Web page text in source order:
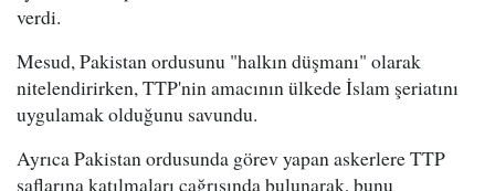
verdi.
Mesud, Pakistan ordusunu "halkın düşmanı" olarak
nitelendirirken, TTP'nin amacının ülkede İslam şeriatını
uygulamak olduğunu savundu.
Ayrıca Pakistan ordusunda görev yapan askerlere TTP
saflarına katılmaları çağrısında bulunarak, bunu